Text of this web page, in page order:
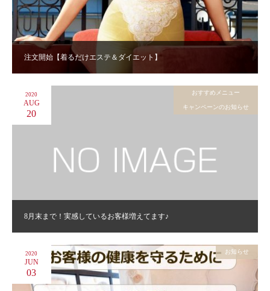
注文開始【着るだけエステ＆ダイエット】
8月末まで！実感しているお客様増えてます♪
2020
AUG
20
おすすめメニュー
キャンペーンのお知らせ
2020
JUN
03
お知らせ